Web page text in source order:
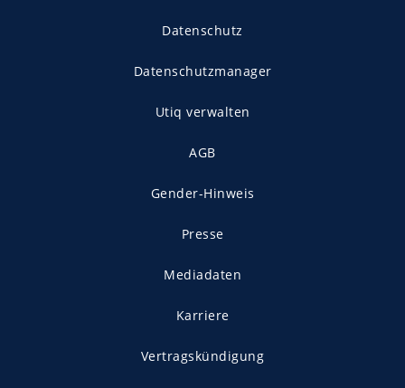
Datenschutz
Datenschutzmanager
Utiq verwalten
AGB
Gender-Hinweis
Presse
Mediadaten
Karriere
Vertragskündigung